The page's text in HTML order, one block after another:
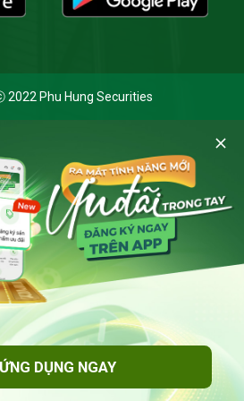
bảo mật
phép cookie', bạn đồng ý với việc
trên thiết bị của mình và đồng ý
liệu cá nhâncủa Chứng khoán Phú
web này.
phép cookies
2022 Phu Hung Securities
DỤNG NGAY